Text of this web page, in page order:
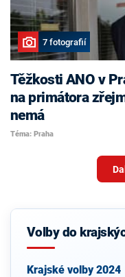
7 fotografií
Těžkosti ANO v
na primátora
nemá
Téma: Praha
Volby do
Krajské volby 2024